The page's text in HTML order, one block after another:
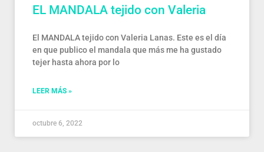
EL MANDALA tejido con Valeria
El MANDALA tejido con Valeria Lanas. Este es el día
en que publico el mandala que más me ha gustado
tejer hasta ahora por lo
LEER MÁS »
octubre 6, 2022